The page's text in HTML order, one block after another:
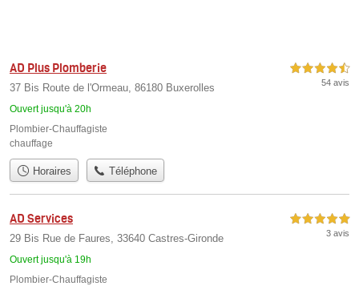
AD Plus Plomberie
37 Bis Route de l'Ormeau, 86180 Buxerolles
Ouvert jusqu'à 20h
4,5 étoiles sur 5
54 avis
Plombier-Chauffagiste
chauffage
Horaires Téléphone
AD Services
29 Bis Rue de Faures, 33640 Castres-Gironde
Ouvert jusqu'à 19h
5,0 étoiles sur 5
3 avis
Plombier-Chauffagiste